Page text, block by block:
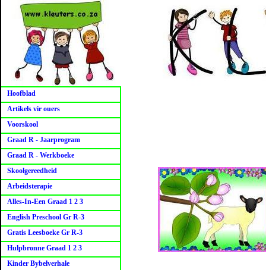
Hoofblad
Artikels vir ouers
Voorskool
Graad R - Jaarprogram
Graad R - Werkboeke
Skoolgereedheid
Arbeidsterapie
Alles-In-Een Graad 1 2 3
English Preschool Gr R-3
Gratis Leesboeke Gr R-3
Hulpbronne Graad 1 2 3
Kinder Bybelverhale